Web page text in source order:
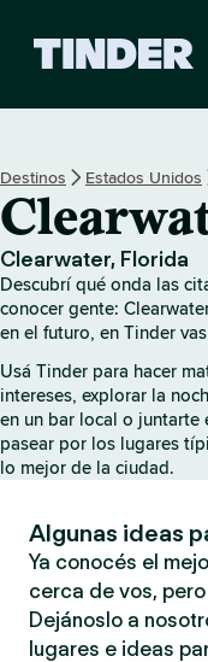
d
e
i
n
d
r
Destinos Estados Unidos
Clearwater, Florida
Descubrí qué onda las
conocer gente:
en el futuro, en Tinder
Usá Tinder para hacer
intereses, explorar la
en un bar local o juntarte
pasear por los lugares
lo mejor de la ciudad.
Algunas ideas
Ya conocés el
cerca de vos,
Dejánoslo a
lugares e ideas